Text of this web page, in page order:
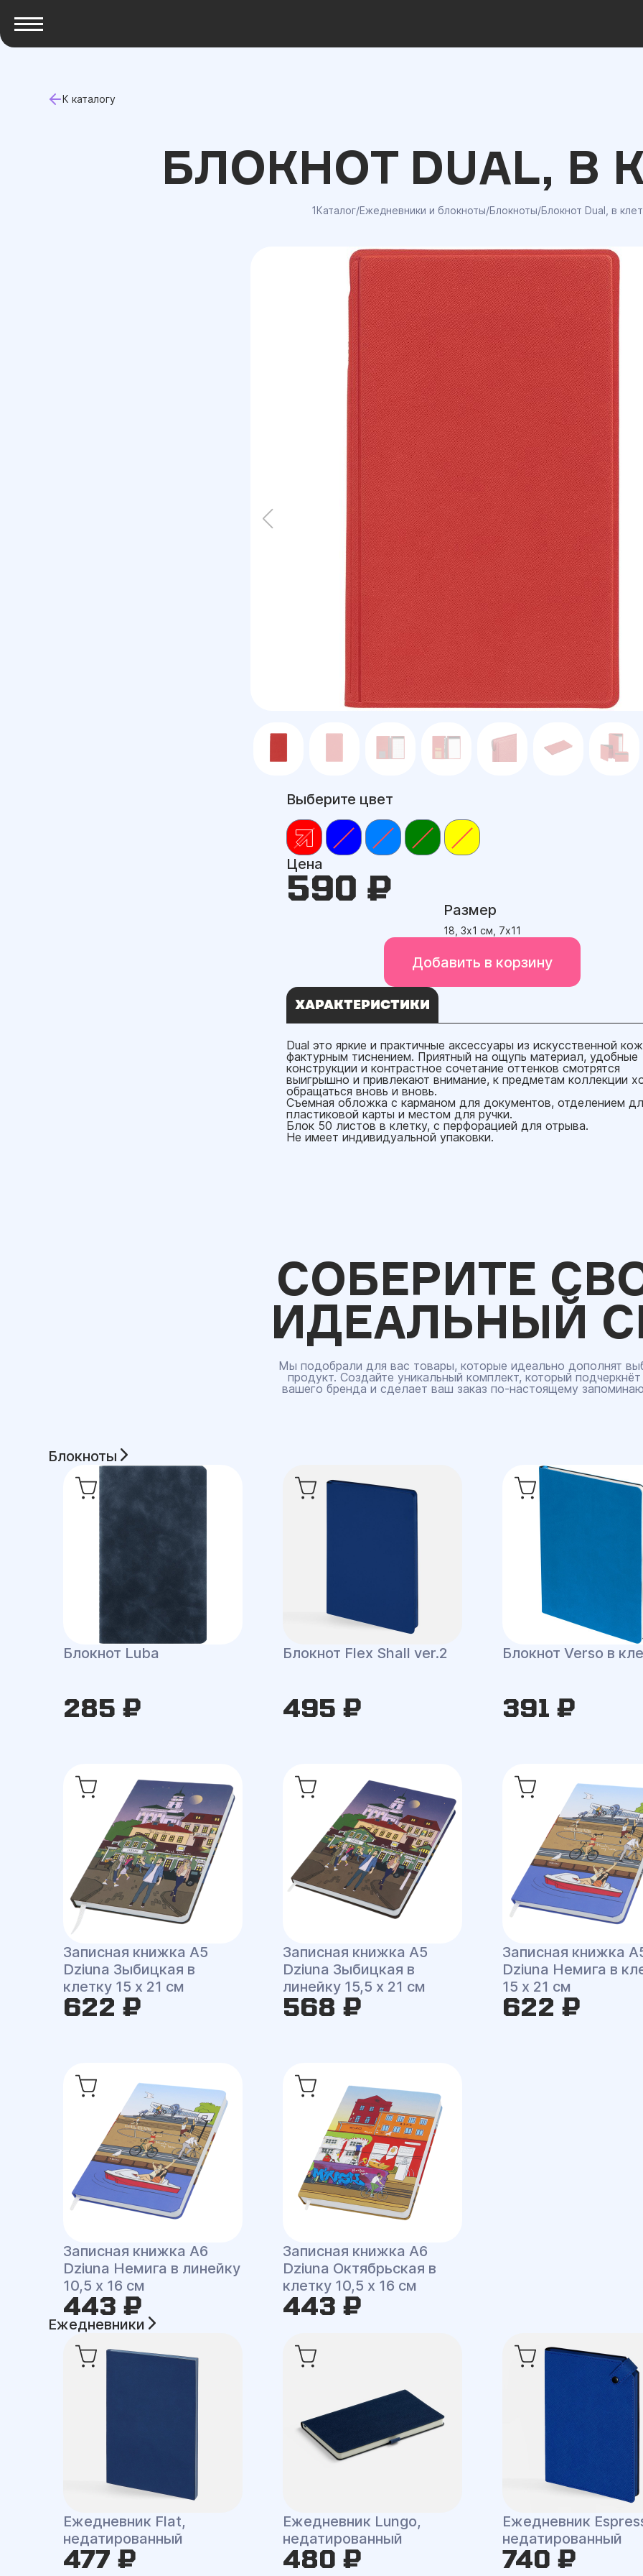
К каталогу
БЛОКНОТ DUAL, В
1Каталог/Ежедневники и блокноты/Блокноты/Блокнот Dual, в
Выберите цвет
Цена
590 ₽
Размер
18, 3х1 см, 7х11
Добавить в корзину
ХАРАКТЕРИСТИКИ
Dual это яркие и практичные аксессуары из искусственной
фактурным тиснением. Приятный на ощупь материал, удобные
конструкции и контрастное сочетание оттенков смотрятся
выигрышно и привлекают внимание, к предметам коллекции
обращаться вновь и вновь.
Съемная обложка с карманом для документов, отделением
пластиковой карты и местом для ручки.
Блок 50 листов в клетку, с перфорацией для отрыва.
Не имеет индивидуальной упаковки.
СОБЕРИТЕ
ИДЕАЛЬНЫЙ
Мы подобрали для вас товары, которые идеально дополнят
продукт. Создайте уникальный комплект, который подчеркнёт
вашего бренда и сделает ваш заказ по‑настоящему
Блокноты
Блокнот Luba
285 ₽
Блокнот Flex Shall ver.2
495 ₽
Блокнот Verso в
391 ₽
Записная книжка A5
Dziuna Зыбицкая в
клетку 15 x 21 см
622 ₽
Записная книжка A5
Dziuna Зыбицкая в
линейку 15,5 x 21 см
568 ₽
Записная книжка
Dziuna Немига в
15 x 21 см
622 ₽
Записная книжка A6
Dziuna Немига в линейку
10,5 x 16 см
443 ₽
Записная книжка A6
Dziuna Октябрьская в
клетку 10,5 x 16 см
443 ₽
Ежедневники
Ежедневник Flat,
недатированный
477 ₽
Ежедневник Lungo,
недатированный
480 ₽
Ежедневник
недатированный
740 ₽